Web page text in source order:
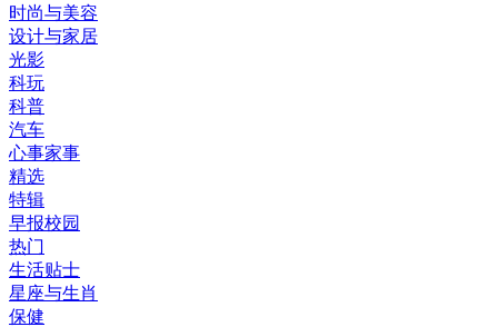
时尚与美容
设计与家居
光影
科玩
科普
汽车
心事家事
精选
特辑
早报校园
热门
生活贴士
星座与生肖
保健